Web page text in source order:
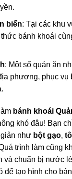
biển: Tại các khu
bánh khoái
: Một số quán ăn
phương, phục vụ
bánh khoái
khó đâu! Bạn
như bột gạo,
trình làm cũng
và chuẩn bị nước
để tạo hình cho